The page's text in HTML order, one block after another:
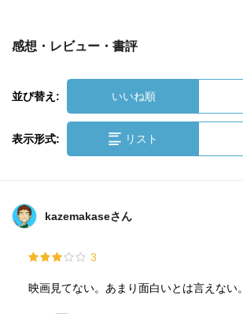
感想・レビュー・書評
並び替え: いいね順
表示形式: リスト
kazemakaseさん
3
映画見てない。あまり面白いとは言えない。